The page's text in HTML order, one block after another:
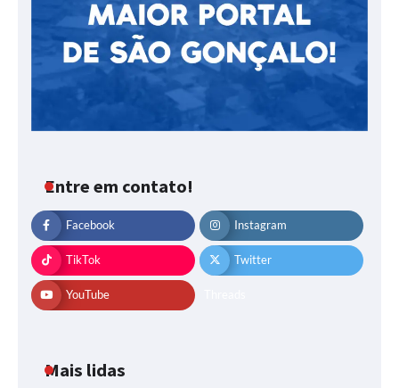
Entre em contato!
Facebook Instagram
TikTok Twitter
YouTube
Mais lidas